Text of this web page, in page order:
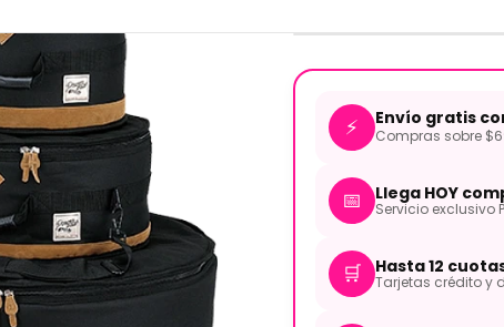
⚡ Envío gratis con
Compras sobre
📅 Llega HOY
Servicio exclusivo
🛒 Hasta 12
Tarjetas crédito y